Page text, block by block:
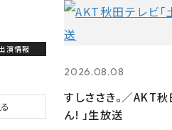
演情報
2026.08.08
すしささき。／AKT
ん! 」生放送